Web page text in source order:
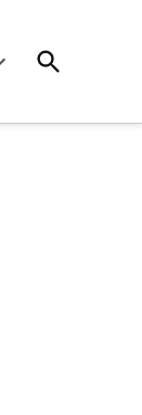
Open
Search